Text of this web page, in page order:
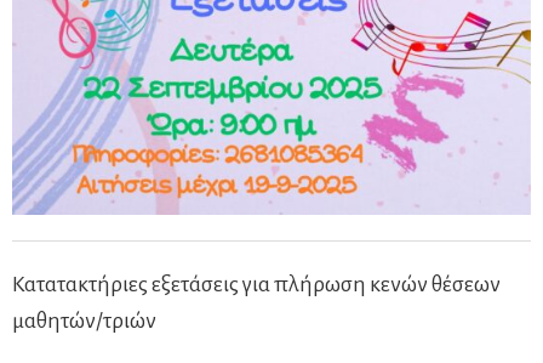
Κατατακτήριες εξετάσεις για πλήρωση κενών θέσεων
μαθητών/τριών